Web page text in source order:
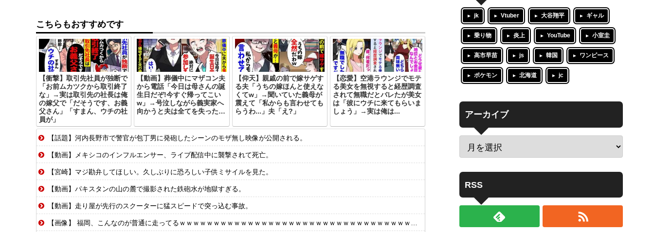
こちらもおすすめです
【衝撃】取引先社員が独断で
「お前ムカツクから取引終了
な」→実は取引先の社長は俺
の嫁父で「だそうです、お義
父さん」「すまん、ウチの社
員が」
【動画】葬儀中にマザコン夫
から電話「今日は母さんの誕
生日だぞ!今すぐ帰ってこい
w」→号泣しながら義実家へ
向かうと夫は全てを失った…
【仰天】親戚の前で嫁サゲす
る夫「うちの嫁ほんと使えな
くてw」→聞いていた義母が
震えて「私からも言わせても
らうわ...」夫「え?」
【恋愛】空港ラウンジでモテ
る美女を無視すると経歴調査
されて無職だとバレたが美女
は「彼にウチに来てもらいま
しょう」→実は俺は...
【話題】河内長野市で警官が包丁男に発砲したシーンのモザ無し映像が公開される。
【動画】メキシコのインフルエンサー、ライブ配信中に襲撃されて死亡。
【宮崎】マジ勘弁してほしい。久しぶりに恐ろしい子供ミサイルを見た。
【動画】パキスタンの山の麓で撮影された鉄砲水が地獄すぎる。
【動画】走り屋が先行のスクーターに猛スピードで突っ込む事故。
【画像】 福岡、こんなのが普通に走ってるｗｗｗｗｗｗｗｗｗｗｗｗｗｗｗｗｗｗｗｗｗｗｗｗｗｗｗｗｗｗｗｗｗｗｗｗｗｗｗｗ
jk Vtuber 大谷翔平 ギャル
乗り物 炎上 YouTube 小室圭
高市早苗 js 韓国 ワンピース
ポケモン 北海道 jc
アーカイブ
RSS